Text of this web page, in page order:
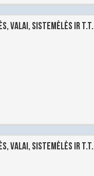
valai, sistemėlės ir t.t.
valai, sistemėlės ir t.t.